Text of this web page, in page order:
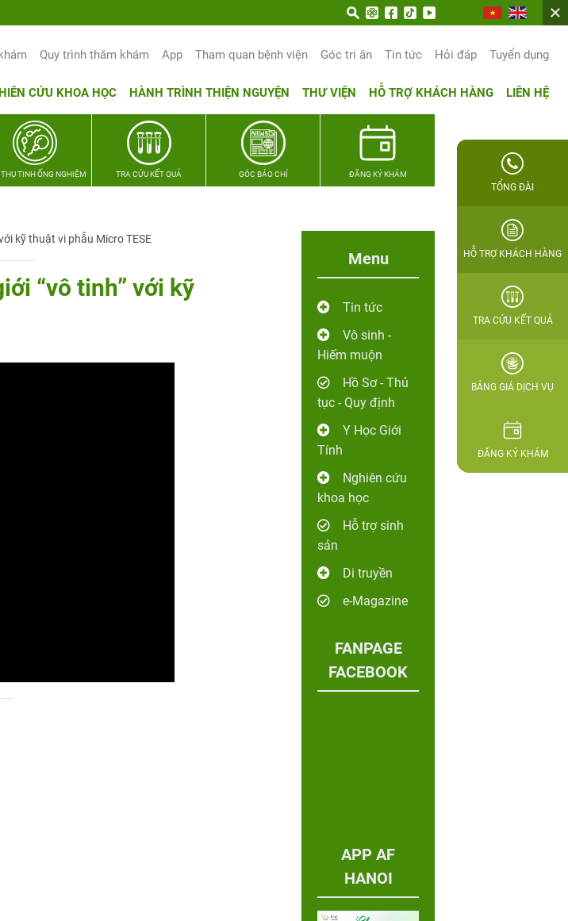
Quy trình thăm khám App Tham quan bệnh viện Góc tri ân Tin tức Hỏi đáp Tuyển dụng
CỨU KHOA HỌC HÀNH TRÌNH THIỆN NGUYỆN THƯ VIỆN HỖ TRỢ KHÁCH HÀNG LIÊN HỆ
TINH ỐNG NGHIỆM TRA CỨU KẾT QUẢ GÓC BÁO CHÍ ĐĂNG KÝ KHÁM
kỹ thuật vi phẫu Micro TESE
“vô tinh” với kỹ
Menu
Tin tức
Vô sinh -
Hiếm muộn
Hồ Sơ - Thủ
tục - Quy định
Y Học Giới
Tính
Nghiên cứu
khoa học
Hỗ trợ sinh
sản
Di truyền
e-Magazine
FANPAGE
FACEBOOK
APP AF
HANOI
TỔNG ĐÀI
HỖ TRỢ KHÁCH HÀNG
TRA CỨU KẾT QUẢ
BẢNG GIÁ DỊCH VỤ
ĐĂNG KÝ KHÁM